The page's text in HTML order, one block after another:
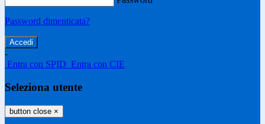
Password dimenticata?
-
Entra con SPID Entra con CIE
Seleziona utente
button close ×